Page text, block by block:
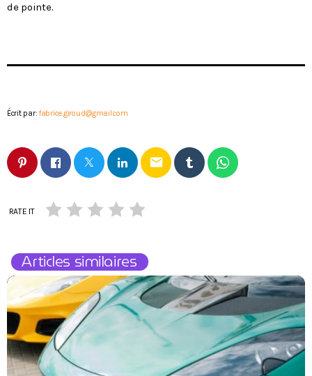
de pointe.
Écrit par:fabrice.giroud@gmail.com
email
RATE IT
Articles similaires